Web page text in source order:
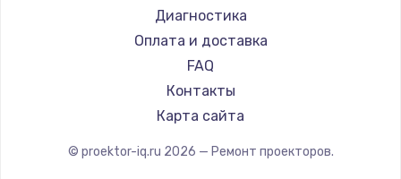
Тюнинг динамиков
4900 руб.
Заказать
Ремонт криптомодуля
Casio
Hiper
HITACHI
Panasonic
Hisense
Диагностика
Оплата и доставка
FAQ
Контакты
Карта сайта
© proektor-iq.ru 2026 — Ремонт проекторов.